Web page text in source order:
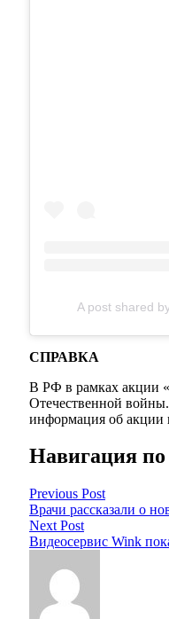
A post shared
СПРАВКА
В РФ в рамках акции
Отечественной
информация об акции
Навигация по
Previous Post
Врачи рассказали о
Next Post
Видеосервис Wink